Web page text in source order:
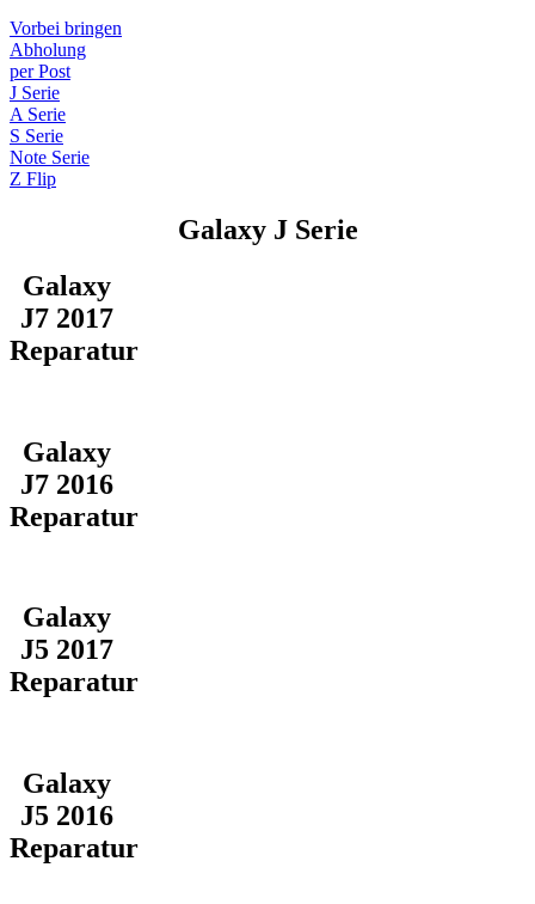
Vorbei bringen
Abholung
per Post
J Serie
A Serie
S Serie
Note Serie
Z Flip
Galaxy J Serie
Galaxy
J7 2017
Reparatur
Galaxy
J7 2016
Reparatur
Galaxy
J5 2017
Reparatur
Galaxy
J5 2016
Reparatur